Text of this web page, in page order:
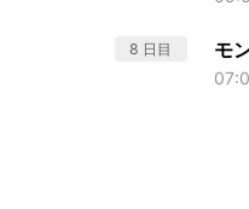
8 日目 モ